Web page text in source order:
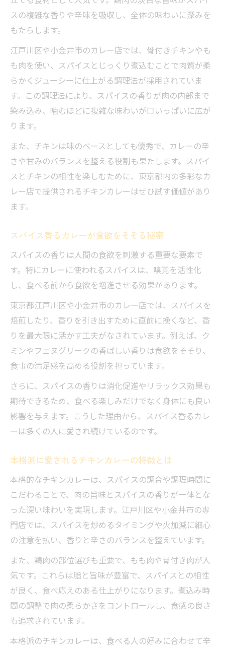
スの複雑な香りや辛味を吸収し、全体の味わいに深みを
もたらします。
江戸川区や小金井市のカレー店では、骨付きチキンやも
も肉を使い、スパイスとじっくり煮込むことで肉質が柔
らかくジューシーに仕上がる調理法が採用されていま
す。この調理法により、スパイスの香りが肉の内部まで
染み込み、噛むほどに複雑な味わいが口いっぱいに広が
ります。
また、チキンは味のベースとしても優秀で、カレーの辛
さや甘みのバランスを整える役割も果たします。スパイ
スとチキンの相性を楽しむために、東京都内の多彩なカ
レー店で提供されるチキンカレーはぜひ試す価値があり
ます。
スパイス香るカレーが食欲をそそる秘密
スパイスの香りは人間の食欲を刺激する重要な要素で
す。特にカレーに使われるスパイスは、嗅覚を活性化
し、食べる前から食欲を増進させる効果があります。
東京都江戸川区や小金井市のカレー店では、スパイスを
焙煎したり、香りを引き出すために直前に挽くなど、香
りを最大限に活かす工夫がなされています。例えば、ク
ミンやフェヌグリークの香ばしい香りは食欲をそそり、
食事の満足感を高める役割を担っています。
さらに、スパイスの香りは消化促進やリラックス効果も
期待できるため、食べる楽しみだけでなく身体にも良い
影響を与えます。こうした理由から、スパイス香るカレ
ーは多くの人に愛され続けているのです。
本格派に愛されるチキンカレーの特徴とは
本格的なチキンカレーは、スパイスの調合や調理時間に
こだわることで、肉の旨味とスパイスの香りが一体とな
った深い味わいを実現します。江戸川区や小金井市の専
門店では、スパイスを炒めるタイミングや火加減に細心
の注意を払い、香りと辛さのバランスを整えています。
また、鶏肉の部位選びも重要で、もも肉や骨付き肉が人
気です。これらは脂と旨味が豊富で、スパイスとの相性
が良く、食べ応えのある仕上がりになります。煮込み時
間の調整で肉の柔らかさをコントロールし、食感の良さ
も追求されています。
本格派のチキンカレーは、食べる人の好みに合わせて辛